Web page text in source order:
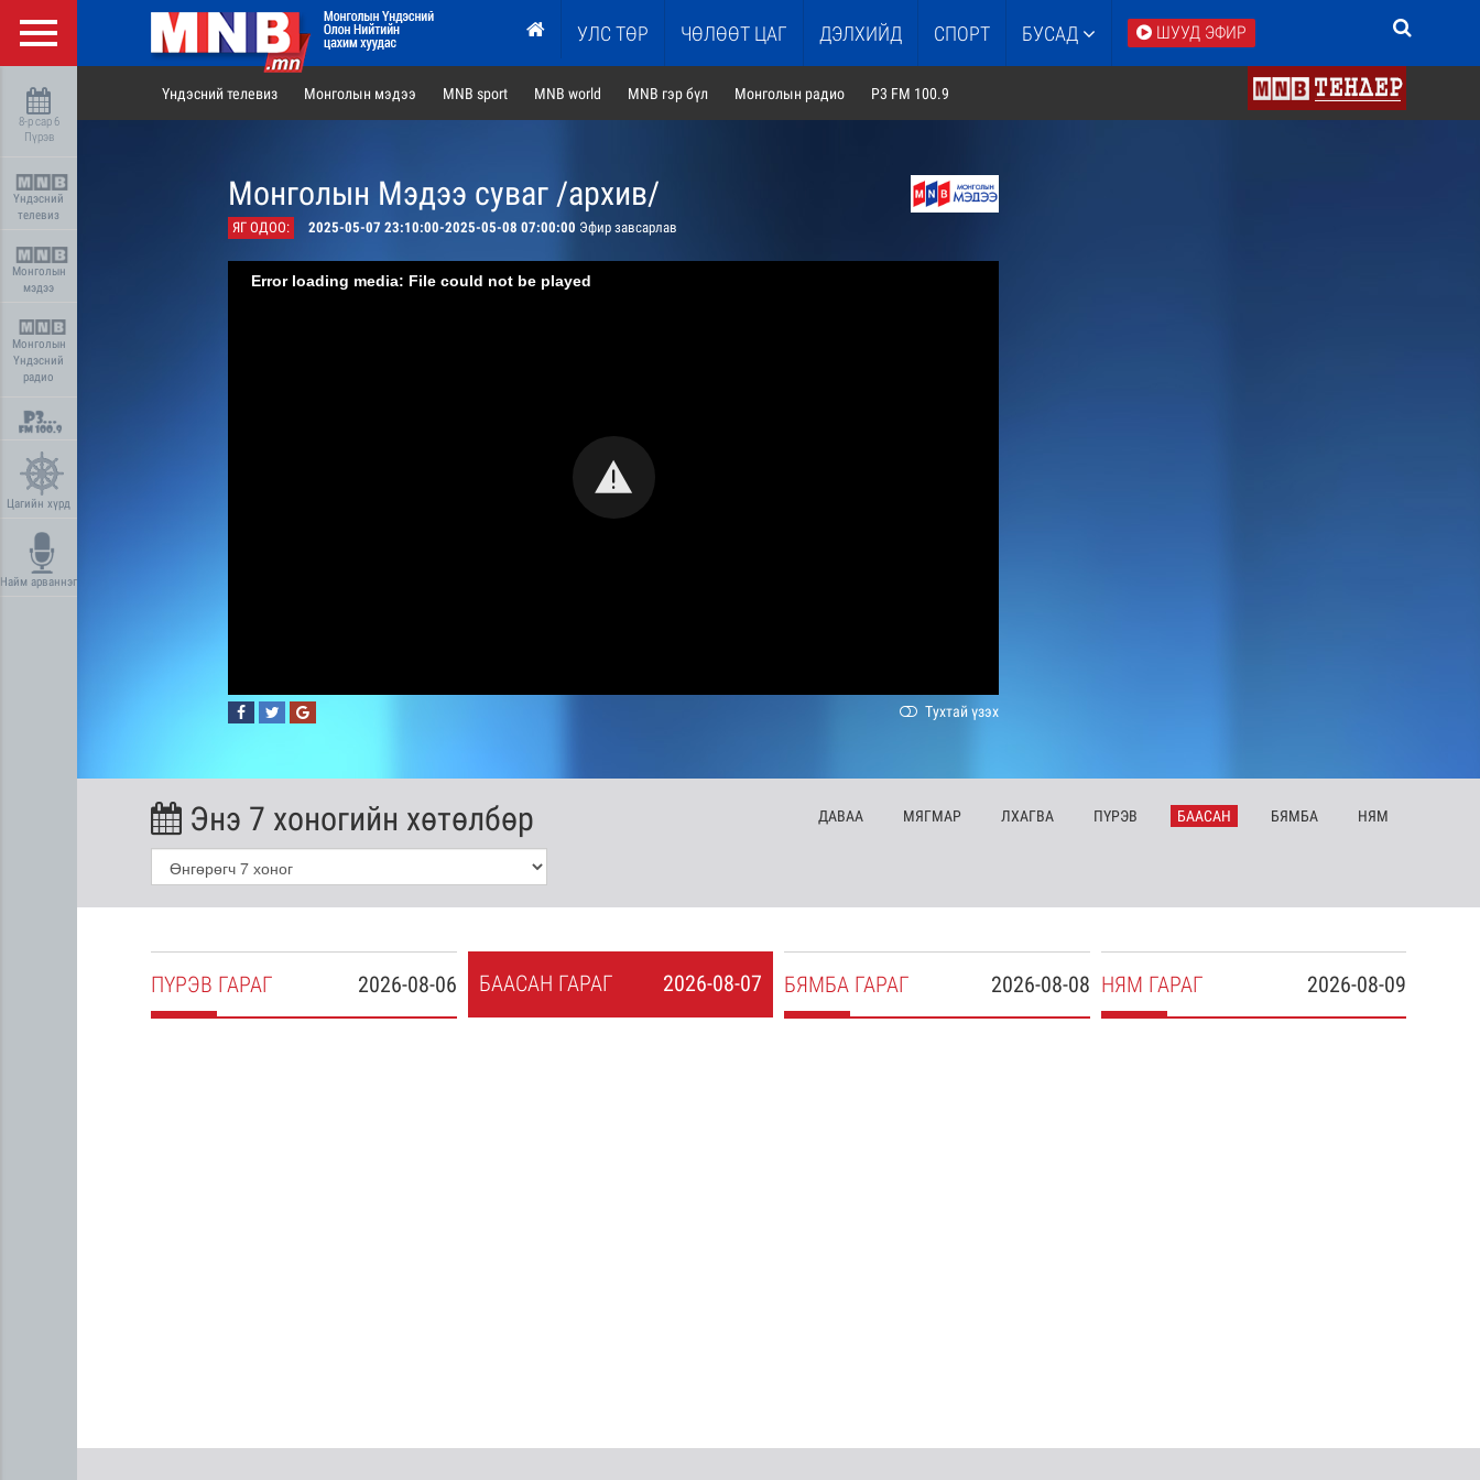
УЛС ТӨР ЧӨЛӨӨТ ЦАГ ДЭЛХИЙД СПОРТ БУСАД ШУУД ЭФИР
8-р сар 6
Пүрэв
Үндэсний
телевиз
Монголын
мэдээ
Монголын
Үндэсний
радио
Цагийн хүрд
Найм арваннэг
Үндэсний телевиз Монголын мэдээ MNB sport MNB world MNB гэр бүл Монголын радио P3 FM 100.9
Монголын Мэдээ суваг /архив/
ЯГ ОДОО: 2025-05-07 23:10:00-2025-05-08 07:00:00 Эфир завсарлав
Error loading media: File could not be played
Тухтай үзэх
Энэ 7 хоногийн хөтөлбөр ДАВАА МЯГМАР ЛХАГВА ПҮРЭВ БААСАН БЯМБА НЯМ
2026-08-06
ПҮРЭВ ГАРАГ 2026-08-07
БААСАН ГАРАГ 2026-08-08
БЯМБА ГАРАГ 2026-08-09
НЯМ ГАРАГ